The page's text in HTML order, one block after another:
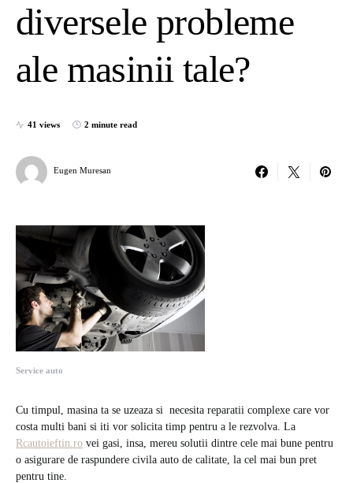
diversele probleme
ale masinii tale?
41 views 2 minute read
Eugen Muresan
Service auto
Cu timpul, masina ta se uzeaza si necesita reparatii complexe care vor
costa multi bani si iti vor solicita timp pentru a le rezvolva. La
Rcautoieftin.ro vei gasi, insa, mereu solutii dintre cele mai bune pentru
o asigurare de raspundere civila auto de calitate, la cel mai bun pret
pentru tine.